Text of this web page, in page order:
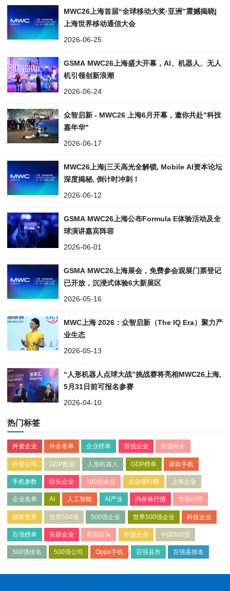
MWC26上海首届“全球移动大奖·亚洲”震撼揭晓|
上海世界移动通信大会
2026-06-25
GSMA MWC26上海盛大开幕，AI、机器人、无人
机引领创新浪潮
2026-06-24
众智启新 - MWC26 上海6月开幕，邀你共赴"科技
嘉年华"
2026-06-17
MWC26上海|三天高光全解锁, Mobile AI资本论坛
深度揭秘, 倒计时冲刺！
2026-06-12
GSMA MWC26上海公布Formula E体验活动及全
球演讲嘉宾阵容
2026-06-01
GSMA MWC26上海展会，免费参会观展门票登记
已开放，沉浸式体验6大新展区
2026-05-16
MWC上海 2026：众智启新（The IQ Era）聚力产
业生态
2026-05-13
“人形机器人点球大战”挑战赛将亮相MWC26上海,
5月31日前可报名参赛
2026-04-10
热门标签
外资企业 外企名单 企业榜单 百强企业 百强外企
外资公司 GDP数据 人形机器人 GDP榜单 新款手机
手机参数 巨头企业 100强企业 企业排行榜 上海企业
企业名单 AI 人工智能 AI产业 内存条行情 市场行情
财富世界 世界500强 500强企业 世界500强企业 科技企业
百强榜单 头部企业 美国巨头 中国企业 中国500强
500强排名 500强公司 Oppo手机 百强县市 百强县排名